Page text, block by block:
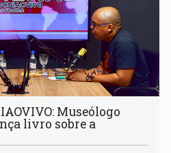
Museólogo
livro sobre a